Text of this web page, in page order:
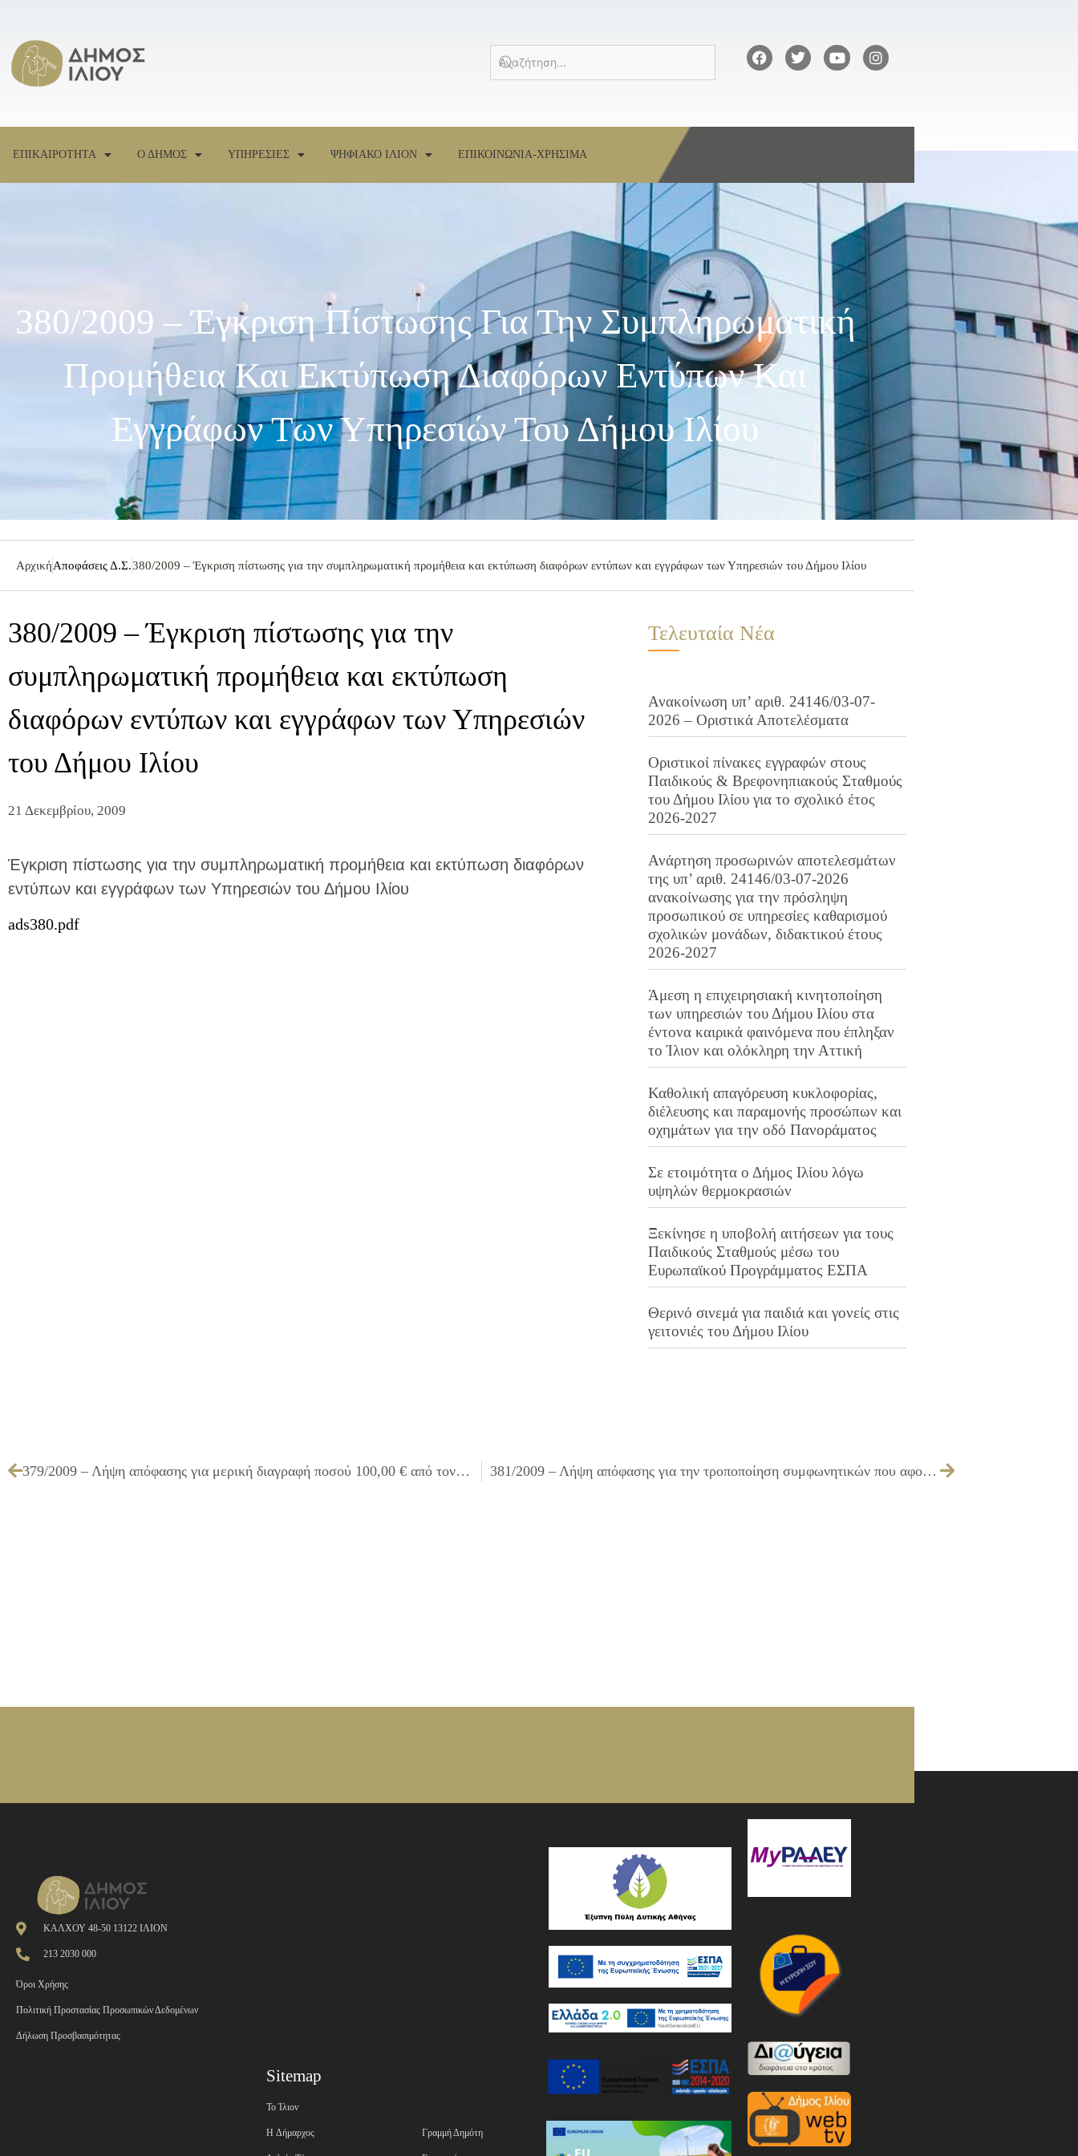
ΕΠΙΚΑΙΡΟΤΗΤΑ Ο ΔΗΜΟΣ ΥΠΗΡΕΣΙΕΣ ΨΗΦΙΑΚΟ ΙΛΙΟΝ ΕΠΙΚΟΙΝΩΝΙΑ-ΧΡΗΣΙΜΑ
380/2009 – Έγκριση Πίστωσης Για Την Συμπληρωματική
Προμήθεια Και Εκτύπωση Διαφόρων Εντύπων Και
Εγγράφων Των Υπηρεσιών Του Δήμου Ιλίου
ΑρχικήΑποφάσεις Δ.Σ.380/2009 – Έγκριση πίστωσης για την συμπληρωματική προμήθεια και εκτύπωση διαφόρων εντύπων και εγγράφων των Υπηρεσιών του Δήμου Ιλίου
380/2009 – Έγκριση πίστωσης για την
συμπληρωματική προμήθεια και εκτύπωση
διαφόρων εντύπων και εγγράφων των Υπηρεσιών
του Δήμου Ιλίου
21 Δεκεμβρίου, 2009
Έγκριση πίστωσης για την συμπληρωματική προμήθεια και εκτύπωση διαφόρων
εντύπων και εγγράφων των Υπηρεσιών του Δήμου Ιλίου
ads380.pdf
Τελευταία Νέα
Ανακοίνωση υπ’ αριθ. 24146/03-07-
2026 – Οριστικά Αποτελέσματα
Οριστικοί πίνακες εγγραφών στους
Παιδικούς & Βρεφονηπιακούς Σταθμούς
του Δήμου Ιλίου για το σχολικό έτος
2026-2027
Ανάρτηση προσωρινών αποτελεσμάτων
της υπ’ αριθ. 24146/03-07-2026
ανακοίνωσης για την πρόσληψη
προσωπικού σε υπηρεσίες καθαρισμού
σχολικών μονάδων, διδακτικού έτους
2026-2027
Άμεση η επιχειρησιακή κινητοποίηση
των υπηρεσιών του Δήμου Ιλίου στα
έντονα καιρικά φαινόμενα που έπληξαν
το Ίλιον και ολόκληρη την Αττική
Καθολική απαγόρευση κυκλοφορίας,
διέλευσης και παραμονής προσώπων και
οχημάτων για την οδό Πανοράματος
Σε ετοιμότητα ο Δήμος Ιλίου λόγω
υψηλών θερμοκρασιών
Ξεκίνησε η υποβολή αιτήσεων για τους
Παιδικούς Σταθμούς μέσω του
Ευρωπαϊκού Προγράμματος ΕΣΠΑ
Θερινό σινεμά για παιδιά και γονείς στις
γειτονιές του Δήμου Ιλίου
379/2009 – Λήψη απόφασης για μερική διαγραφή ποσού 100,00 € από τον υπ’ αριθ. 41/02-06-2009 Βεβαιωτικό Κατάλογο (κλήσεις Κ.Ο.Κ.) του υπόχρεου ΒΑΪΤΣΟΥ ΑΘΑΝΑΣΙΟΥ του ΛΟΥΚΑ 381/2009 – Λήψη απόφασης για την τροποποίηση συμφωνητικών που αφορούν την εργασία «Καθαρισμός – Αποψίλωση κοινοχρήστων χώρων και οικοπέδων του Δήμου»
ΚΑΛΧΟΥ 48-50 13122 ΙΛΙΟΝ
213 2030 000
Όροι Χρήσης
Πολιτική Προστασίας Προσωπικών Δεδομένων
Δήλωση Προσβασιμότητας
Sitemap
Το Ίλιον
H Δήμαρχος Γραμμή Δημότη